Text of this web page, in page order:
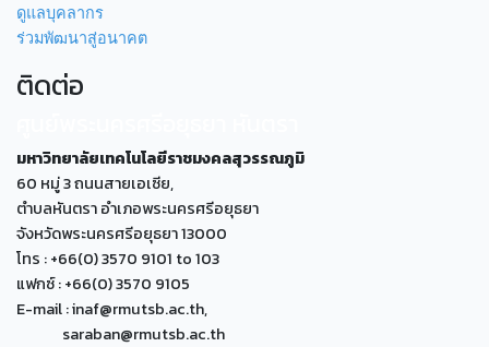
ดูแลบุคลากร
ร่วมพัฒนาสู่อนาคต
ติดต่อ
มหาวิทยาลัยเทคโนโลยีราชมงคลสุวรรณภูมิ
60 หมู่ 3 ถนนสายเอเซีย,
ตำบลหันตรา อำเภอพระนครศรีอยุธยา
จังหวัดพระนครศรีอยุธยา 13000
โทร : +66(0) 3570 9101 to 103
แฟกซ์ : +66(0) 3570 9105
E-mail : inaf@rmutsb.ac.th,
saraban@rmutsb.ac.th